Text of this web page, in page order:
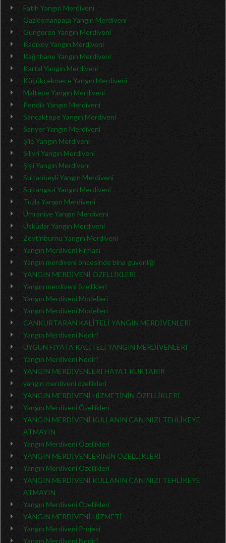
Fatih Yangın Merdiveni
Gaziosmanpaşa Yangın Merdiveni
Güngören Yangın Merdiveni
Kadıköy Yangın Merdiveni
Kağıthane Yangın Merdiveni
Kartal Yangın Merdiveni
Küçükçekmece Yangın Merdiveni
Maltepe Yangın Merdiveni
Pendik Yangın Merdiveni
Sancaktepe Yangın Merdiveni
Sarıyer Yangın Merdiveni
Şile Yangın Merdiveni
Silivri Yangın Merdiveni
Şişli Yangın Merdiveni
Sultanbeyli Yangın Merdiveni
Sultangazi Yangın Merdiveni
Tuzla Yangın Merdiveni
Ümraniye Yangın Merdiveni
Üsküdar Yangın Merdiveni
Zeytinburnu Yangın Merdiveni
Yangın Merdiveni Firması
Yangın merdiveni öncesinde bina güvenliği
YANGIN MERDİVENİ ÖZELLİKLERİ
Yangın merdiveni özellikleri
Yangın Merdiveni Modelleri
Yangın Merdiveni Modelleri
CANKURTARAN KALİTELİ YANGIN MERDİVENLERİ
Yangın Merdiveni Nedir?
UYGUN FİYATA KALİTELİ YANGIN MERDİVENLERİ
Yangın Merdiveni Nedir?
YANGIN MERDİVENLERİ HAYAT KURTARIR
yangın merdiveni özellikleri
YANGIN MERDİVENİ HİZMETİNİN ÖZELLİKLERİ
Yangın Merdiveni Özellikleri
YANGIN MERDİVENİ KULLANIN CANINIZI TEHLİKEYE
ATMAYIN
Yangın Merdiveni Özellikleri
YANGIN MERDİVENLERİNİN ÖZELLİKLERİ
Yangın Merdiveni Özellikleri
YANGIN MERDİVENİ KULLANIN CANINIZI TEHLİKEYE
ATMAYIN
Yangın Merdiveni Özellikleri
YANGIN MERDİVENİ HİZMETİ
Yangın Merdiveni Projesi
Yangın Merdiveni Nedir?